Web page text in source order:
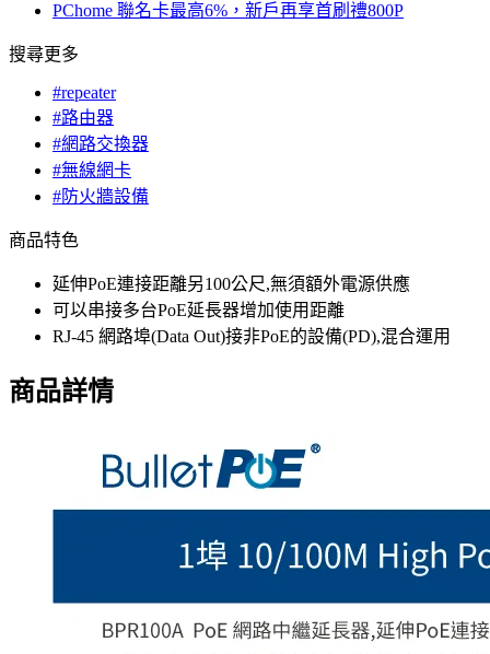
PChome 聯名卡最高6%，新戶再享首刷禮800P
搜尋更多
#repeater
#路由器
#網路交換器
#無線網卡
#防火牆設備
商品特色
延伸PoE連接距離另100公尺,無須額外電源供應
可以串接多台PoE延長器增加使用距離
RJ-45 網路埠(Data Out)接非PoE的設備(PD),混合運用
商品詳情